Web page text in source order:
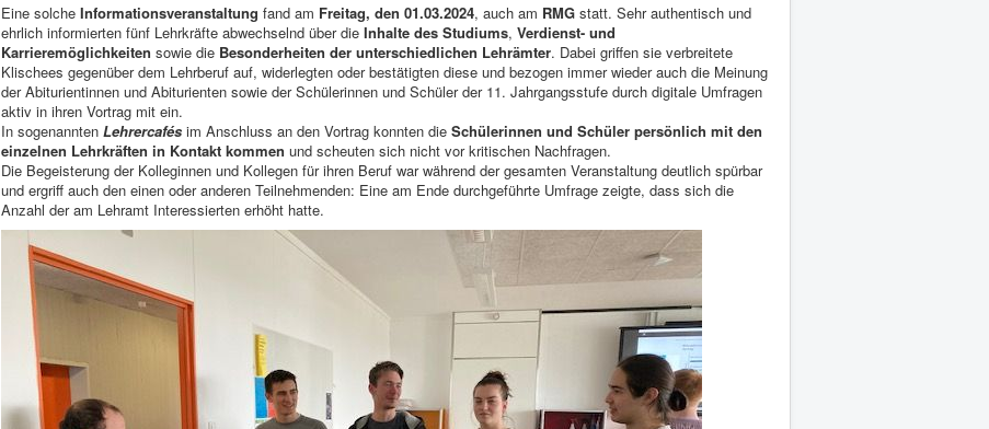
Eine solche Informationsveranstaltung fand am Freitag, den 01.03.2024, auch am RMG statt. Sehr authentisch und
ehrlich informierten fünf Lehrkräfte abwechselnd über die Inhalte des Studiums, Verdienst- und
Karrieremöglichkeiten sowie die Besonderheiten der unterschiedlichen Lehrämter. Dabei griffen sie verbreitete
Klischees gegenüber dem Lehrberuf auf, widerlegten oder bestätigten diese und bezogen immer wieder auch die Meinung
der Abiturientinnen und Abiturienten sowie der Schülerinnen und Schüler der 11. Jahrgangsstufe durch digitale Umfragen
aktiv in ihren Vortrag mit ein.
In sogenannten Lehrercafés im Anschluss an den Vortrag konnten die Schülerinnen und Schüler persönlich mit den
einzelnen Lehrkräften in Kontakt kommen und scheuten sich nicht vor kritischen Nachfragen.
Die Begeisterung der Kolleginnen und Kollegen für ihren Beruf war während der gesamten Veranstaltung deutlich spürbar
und ergriff auch den einen oder anderen Teilnehmenden: Eine am Ende durchgeführte Umfrage zeigte, dass sich die
Anzahl der am Lehramt Interessierten erhöht hatte.